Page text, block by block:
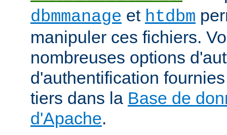
dbmmanage et htdbm
manipuler ces fichiers.
nombreuses options
d'authentification
tiers dans la Base de
d'Apache.